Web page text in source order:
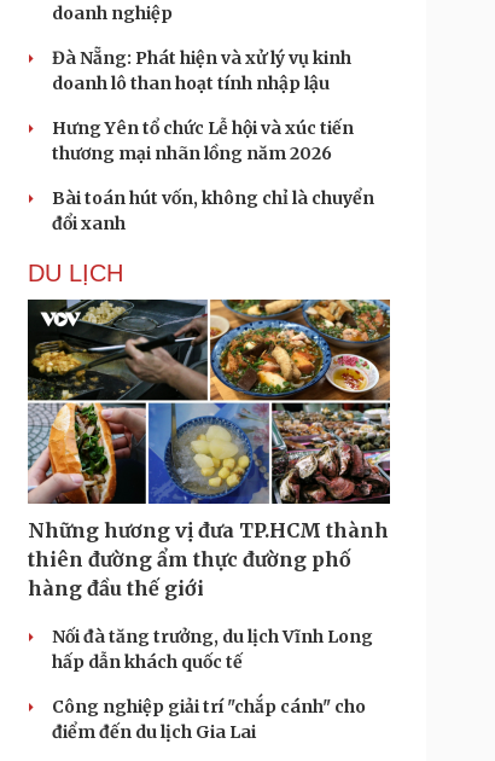
doanh nghiệp
Đà Nẵng: Phát hiện và xử lý vụ kinh
doanh lô than hoạt tính nhập lậu
Hưng Yên tổ chức Lễ hội và xúc tiến
thương mại nhãn lồng năm 2026
Bài toán hút vốn, không chỉ là chuyển
đổi xanh
DU LỊCH
Những hương vị đưa TP.HCM thành
thiên đường ẩm thực đường phố
hàng đầu thế giới
Nối đà tăng trưởng, du lịch Vĩnh Long
hấp dẫn khách quốc tế
Công nghiệp giải trí "chắp cánh" cho
điểm đến du lịch Gia Lai